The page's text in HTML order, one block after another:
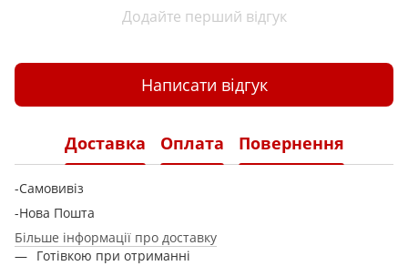
Додайте перший відгук
Написати відгук
Доставка Оплата Повернення
-Самовивіз
-Нова Пошта
Більше інформації про доставку
Готівкою при отриманні